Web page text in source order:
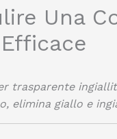
Una
trasparente
elimina giallo e